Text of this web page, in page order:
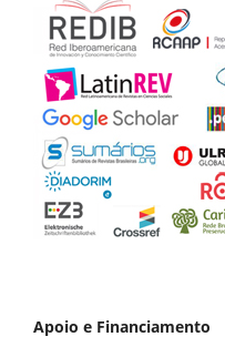
Apoio e Financiamento